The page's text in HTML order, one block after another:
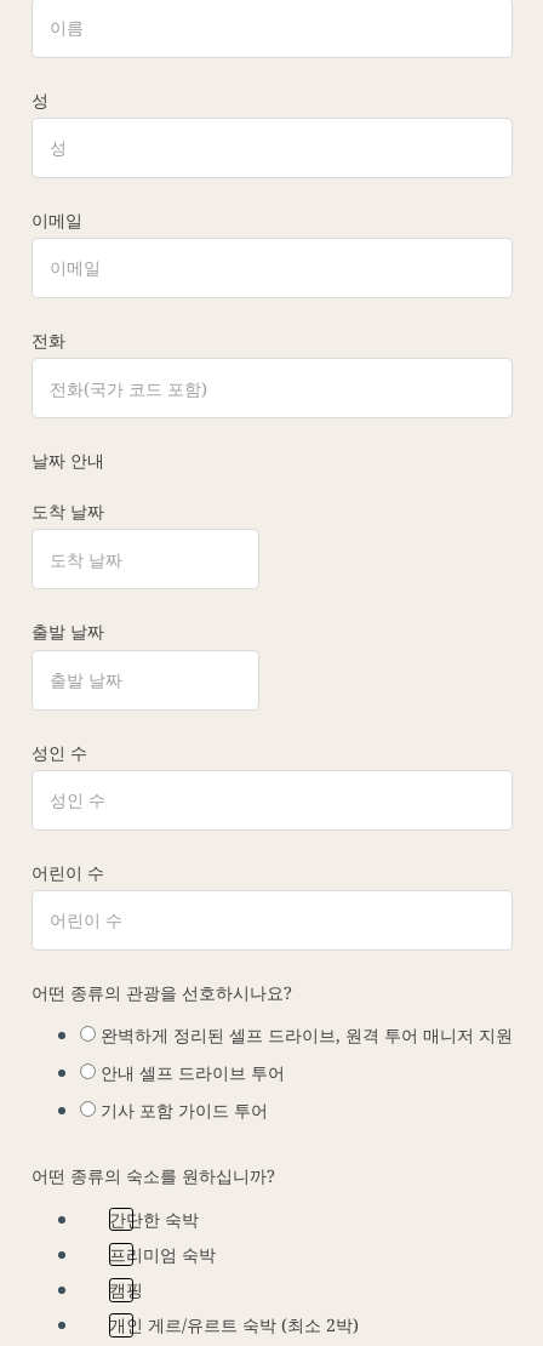
성
이메일
전화
날짜 안내
도착 날짜
출발 날짜
성인 수
어린이 수
어떤 종류의 관광을 선호하시나요?
완벽하게 정리된 셀프 드라이브, 원격 투어 매니저 지원
안내 셀프 드라이브 투어
기사 포함 가이드 투어
어떤 종류의 숙소를 원하십니까?
간단한 숙박
프리미엄 숙박
캠핑
개인 게르/유르트 숙박 (최소 2박)